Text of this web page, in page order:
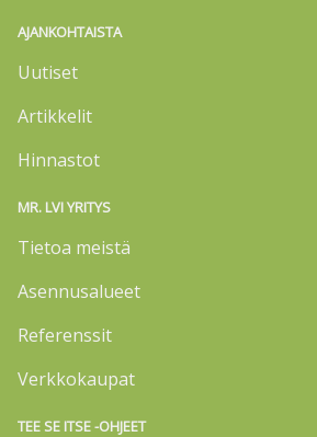
AJANKOHTAISTA
Uutiset
Artikkelit
Hinnastot
MR. LVI YRITYS
Tietoa meistä
Asennusalueet
Referenssit
Verkkokaupat
TEE SE ITSE -OHJEET